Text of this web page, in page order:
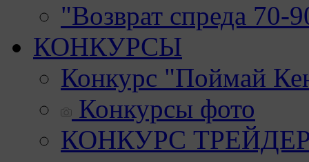
"Возврат спреда 70-
КОНКУРСЫ
Конкурс "Поймай
Конкурсы фото
КОНКУРС